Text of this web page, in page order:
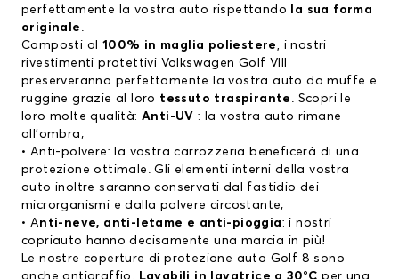
perfettamente la vostra auto rispettando
la sua forma
originale .
Composti al 100% in maglia poliestere, i nostri
rivestimenti protettivi Volkswagen Golf VIII
preserveranno perfettamente la vostra auto da muffe e
ruggine grazie al loro tessuto traspirante . Scopri le
loro molte qualità: Anti-UV: la vostra auto rimane
all’ombra;
• Anti-polvere: la vostra carrozzeria beneficerà di una
protezione ottimale. Gli elementi interni della vostra
auto inoltre saranno conservati dal fastidio dei
microrganismi e dalla polvere circostante;
• Anti-neve, anti-letame e anti-pioggia: i nostri
copriauto hanno decisamente una marcia in più!
Le nostre coperture di protezione auto Golf 8 sono